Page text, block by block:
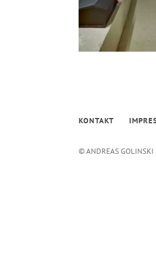
KONTAKT
© ANDREAS GOLINSKI